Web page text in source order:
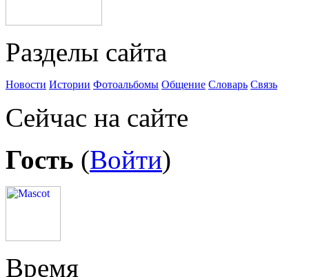
Разделы сайта
Новости Истории Фотоальбомы Общение Словарь Связь
Сейчас на сайте
Гость (Войти)
Время